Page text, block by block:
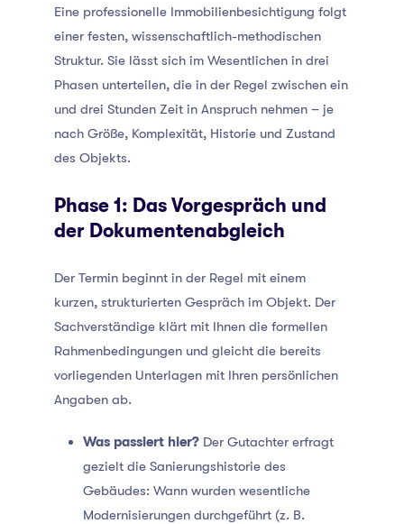
Eine professionelle Immobilienbesichtigung folgt
einer festen, wissenschaftlich-methodischen
Struktur. Sie lässt sich im Wesentlichen in drei
Phasen unterteilen, die in der Regel zwischen ein
und drei Stunden Zeit in Anspruch nehmen – je
nach Größe, Komplexität, Historie und Zustand
des Objekts.
Phase 1: Das Vorgespräch und
der Dokumentenabgleich
Der Termin beginnt in der Regel mit einem
kurzen, strukturierten Gespräch im Objekt. Der
Sachverständige klärt mit Ihnen die formellen
Rahmenbedingungen und gleicht die bereits
vorliegenden Unterlagen mit Ihren persönlichen
Angaben ab.
Was passiert hier? Der Gutachter erfragt
gezielt die Sanierungshistorie des
Gebäudes: Wann wurden wesentliche
Modernisierungen durchgeführt (z. B.